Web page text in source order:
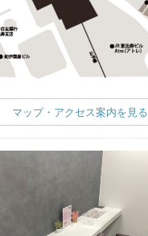
マップ・アクセス案内を見る